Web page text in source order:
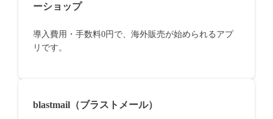
ーショップ
導入費用・手数料0円で、海外販売が始められるアプ
リです。
blastmail（ブラストメール）